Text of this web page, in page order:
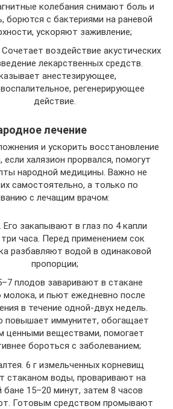
колебания снимают боль и
борются с бактериями на раневой
ускоряют заживление;
воздействие акустических
лекарственных средств.
анестезирующее,
регенерирующее
действие.
лечение
и ускорить восстановление
халязион прорвался, помогут
народной медицины. Важно не
самостоятельно, а только по
с лечащим врачом:
Его закапывают в глаз по 4 капли
часа. Перед применением сок
разбавляют водой в одинаковой
пропорции;
плодов заваривают в стакане
молока, и пьют ежедневно после
в течение одной-двух недель.
повышает иммунитет, обогащает
ценными веществами, помогает
бороться с заболеванием;
6 г измельченных корневищ
стаканом воды, проваривают на
бане 15–20 минут, затем 8 часов
Готовым средством промывают